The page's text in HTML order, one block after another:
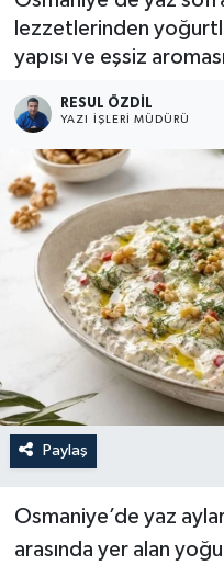
lezzetlerinden
yapısı ve eşsiz
RESUL ÖZDIL
YAZI İŞLERI MÜDÜRÜ
Paylaş
Osmaniye’de yaz
arasında yer alan